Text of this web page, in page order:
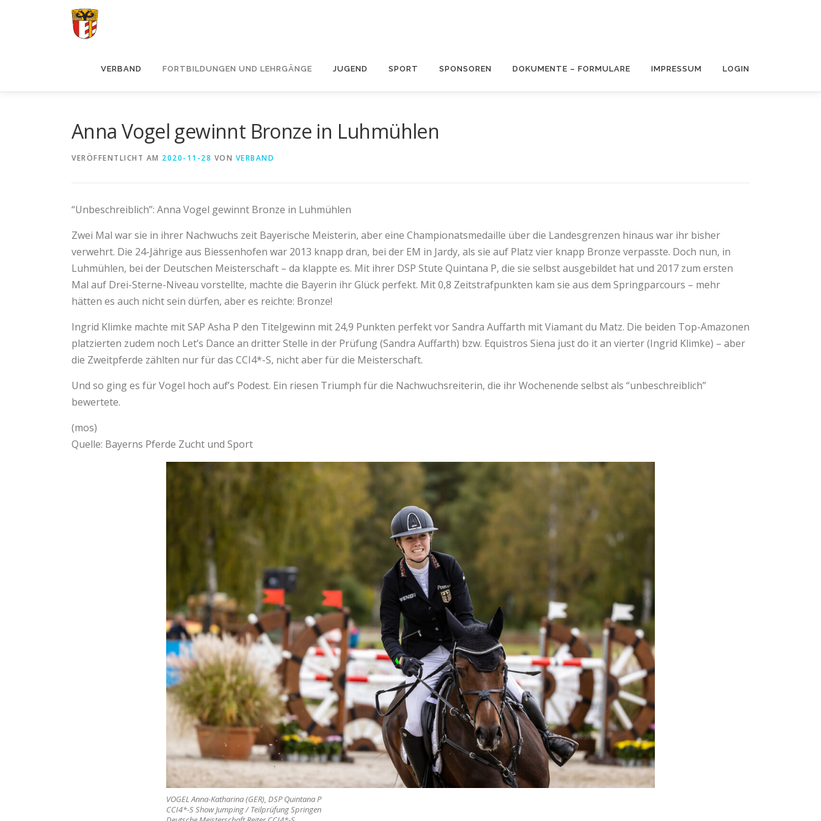
VERBAND FORTBILDUNGEN UND LEHRGÄNGE JUGEND SPORT SPONSOREN DOKUMENTE – FORMULARE IMPRESSUM LOGIN
Anna Vogel gewinnt Bronze in Luhmühlen
VERÖFFENTLICHT AM 2020-11-28 VON VERBAND
“Unbeschreiblich”: Anna Vogel gewinnt Bronze in Luhmühlen
Zwei Mal war sie in ihrer Nachwuchs zeit Bayerische Meisterin, aber eine Championatsmedaille über die Landesgrenzen hinaus war ihr bisher
verwehrt. Die 24-Jährige aus Biessenhofen war 2013 knapp dran, bei der EM in Jardy, als sie auf Platz vier knapp Bronze verpasste. Doch nun, in
Luhmühlen, bei der Deutschen Meisterschaft – da klappte es. Mit ihrer DSP Stute Quintana P, die sie selbst ausgebildet hat und 2017 zum ersten
Mal auf Drei-Sterne-Niveau vorstellte, machte die Bayerin ihr Glück perfekt. Mit 0,8 Zeitstrafpunkten kam sie aus dem Springparcours – mehr
hätten es auch nicht sein dürfen, aber es reichte: Bronze!
Ingrid Klimke machte mit SAP Asha P den Titelgewinn mit 24,9 Punkten perfekt vor Sandra Auffarth mit Viamant du Matz. Die beiden Top-Amazonen
platzierten zudem noch Let’s Dance an dritter Stelle in der Prüfung (Sandra Auffarth) bzw. Equistros Siena just do it an vierter (Ingrid Klimke) – aber
die Zweitpferde zählten nur für das CCI4*-S, nicht aber für die Meisterschaft.
Und so ging es für Vogel hoch auf’s Podest. Ein riesen Triumph für die Nachwuchsreiterin, die ihr Wochenende selbst als “unbeschreiblich”
bewertete.
(mos)
Quelle: Bayerns Pferde Zucht und Sport
VOGEL Anna-Katharina (GER), DSP Quintana P
CCI4*-S Show Jumping / Teilprüfung Springen